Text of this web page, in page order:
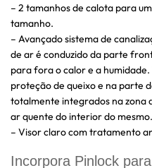
– 2 tamanhos de calota para
tamanho.
– Avançado sistema de
de ar é conduzido da parte
para fora o calor e a
proteção de queixo e na parte
totalmente integrados na zona
ar quente do interior do mesmo.
– Visor claro com tratamento
Incorpora Pinlock